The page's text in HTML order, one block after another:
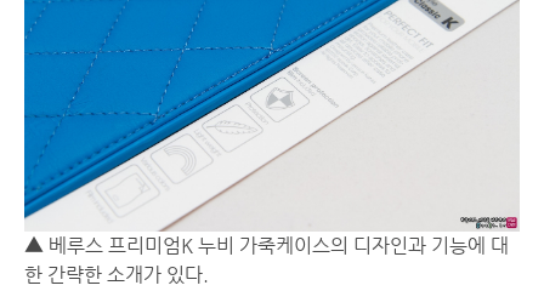
▲ 베루스 프리미엄K 누비 가죽케이스의 디자인과 기능에 대
한 간략한 소개가 있다.